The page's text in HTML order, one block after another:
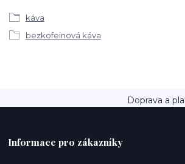
káva
bezkofeinová káva
Doprava a
Informace pro zákazníky